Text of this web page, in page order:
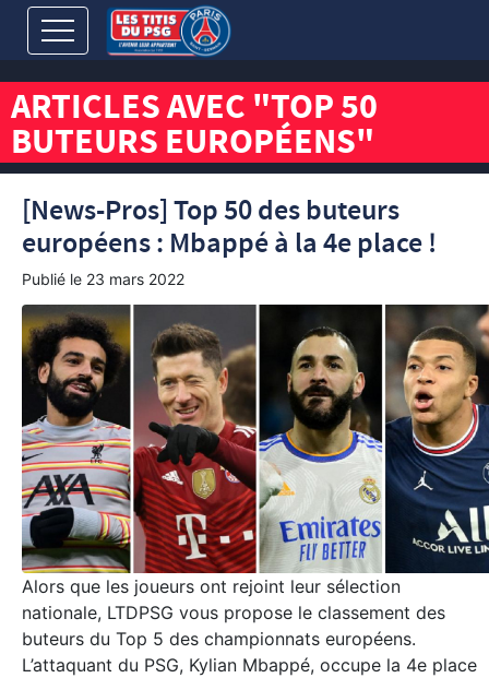
ARTICLES AVEC "TOP 50
BUTEURS EUROPÉENS"
[News-Pros] Top 50 des buteurs
européens : Mbappé à la 4e place !
Publié le 23 mars 2022
Alors que les joueurs ont rejoint leur sélection
nationale, LTDPSG vous propose le classement des
buteurs du Top 5 des championnats européens.
L’attaquant du PSG, Kylian Mbappé, occupe la 4e place